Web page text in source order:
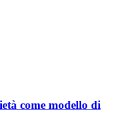
come modello di